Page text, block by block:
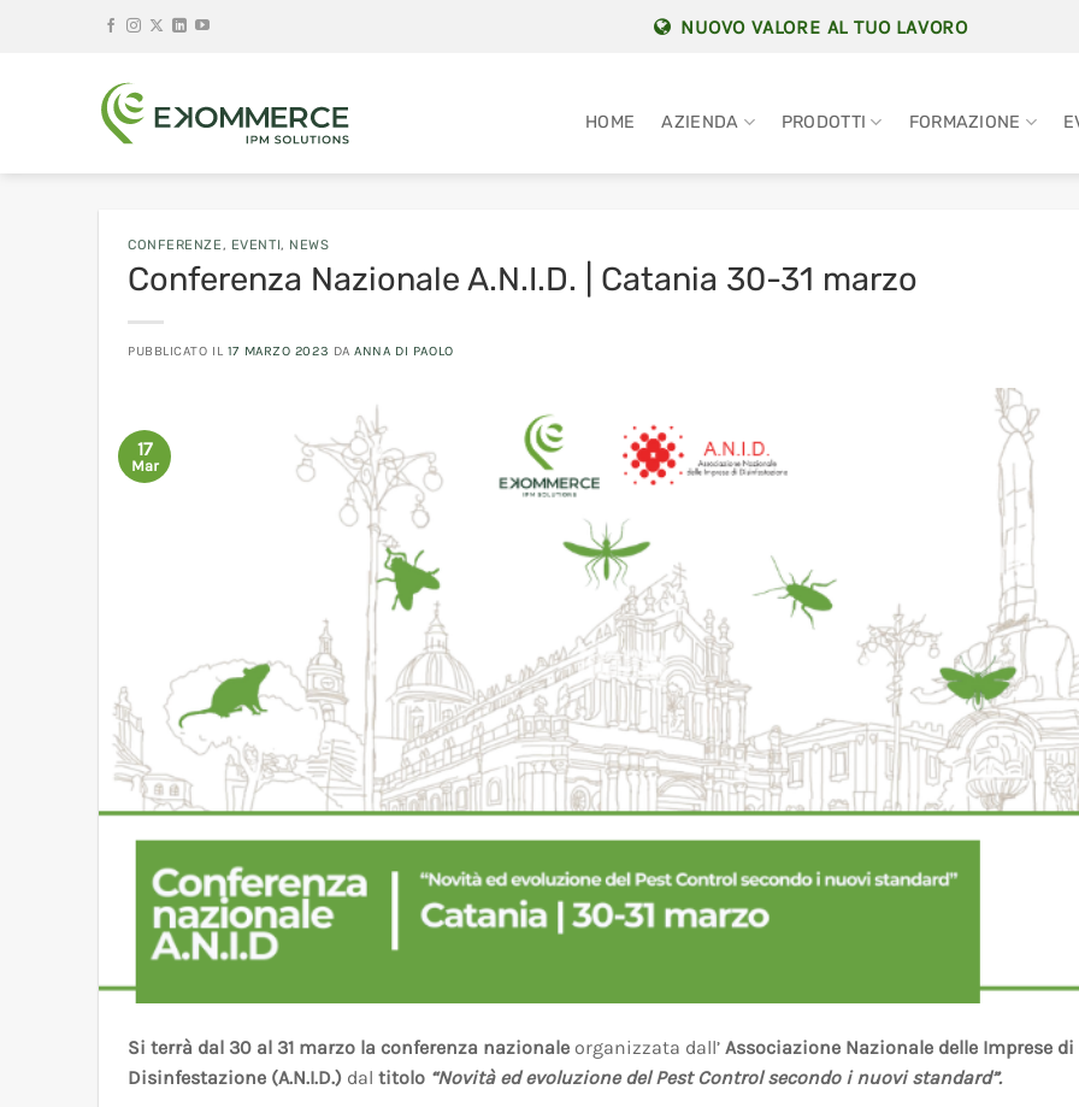
NUOVO VALORE AL TUO LAVORO
HOME AZIENDA PRODOTTI FORMAZIONE
CONFERENZE, EVENTI, NEWS
Conferenza Nazionale A.N.I.D. | Catania 30-31 marzo
PUBBLICATO IL 17 MARZO 2023 DAANNA DI PAOLO
17
Mar
Si terrà dal 30 al 31 marzo la conferenza nazionale organizzata dall’ Associazione Nazionale delle Imprese di
Disinfestazione (A.N.I.D.) dal titolo “Novità ed evoluzione del Pest Control secondo i nuovi standard”.